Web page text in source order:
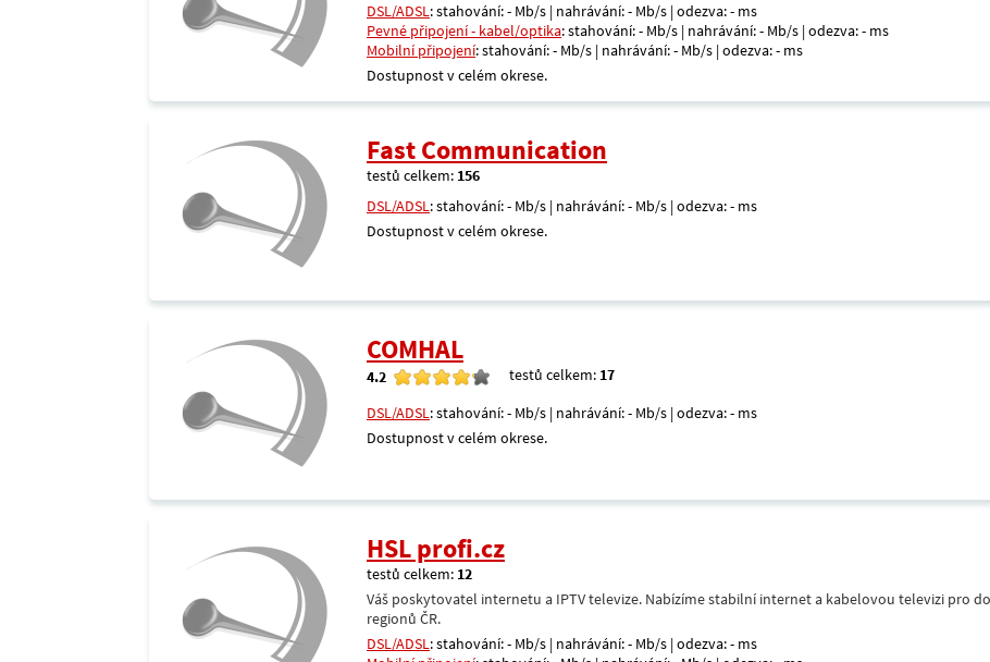
DSL/ADSL: stahování: - Mb/s | nahrávání: - Mb/s | odezva: - ms
Pevné připojení - kabel/optika: stahování: - Mb/s | nahrávání: - Mb/s | odezva: - ms
Mobilní připojení: stahování: - Mb/s | nahrávání: - Mb/s | odezva: - ms
Dostupnost v celém okrese.
Fast Communication
testů celkem: 156
DSL/ADSL: stahování: - Mb/s | nahrávání: - Mb/s | odezva: - ms
Dostupnost v celém okrese.
COMHAL
4.2 testů celkem: 17
DSL/ADSL: stahování: - Mb/s | nahrávání: - Mb/s | odezva: - ms
Dostupnost v celém okrese.
HSL profi.cz
testů celkem: 12
Váš poskytovatel internetu a IPTV televize. Nabízíme stabilní internet a kabelovou televizi pro
regionů ČR.
DSL/ADSL: stahování: - Mb/s | nahrávání: - Mb/s | odezva: - ms